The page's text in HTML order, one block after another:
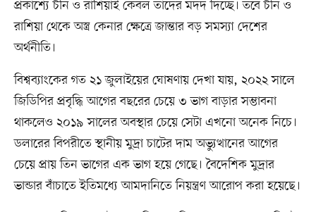
প্রকাশ্যে চীন ও রাশিয়াই কেবল তাদের মদদ দিচ্ছে। তবে চীন ও
রাশিয়া থেকে অস্ত্র কেনার ক্ষেত্রে জান্তার বড় সমস্যা দেশের
অর্থনীতি।
বিশ্বব্যাংকের গত ২১ জুলাইয়ের ঘোষণায় দেখা যায়, ২০২২ সালে
জিডিপির প্রবৃদ্ধি আগের বছরের চেয়ে ৩ ভাগ বাড়ার সম্ভাবনা
থাকলেও ২০১৯ সালের অবস্থার চেয়ে সেটা এখনো অনেক নিচে।
ডলারের বিপরীতে স্থানীয় মুদ্রা চাটের দাম অভ্যুত্থানের আগের
চেয়ে প্রায় তিন ভাগের এক ভাগ হয়ে গেছে। বৈদেশিক মুদ্রার
ভান্ডার বাঁচাতে ইতিমধ্যে আমদানিতে নিয়ন্ত্রণ আরোপ করা হয়েছে।